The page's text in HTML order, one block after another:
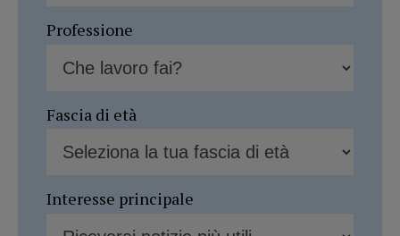
Professione
Fascia di età
Interesse principale